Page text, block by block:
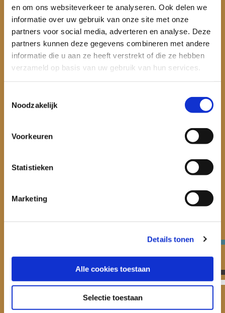
en om ons websiteverkeer te analyseren. Ook delen we
informatie over uw gebruik van onze site met onze
partners voor social media, adverteren en analyse. Deze
partners kunnen deze gegevens combineren met andere
informatie die u aan ze heeft verstrekt of die ze hebben
verzameld op basis van uw gebruik van hun services.
Noodzakelijk
Voorkeuren
Statistieken
Marketing
Details tonen
Alle cookies toestaan
Selectie toestaan
030 230 07 99
secr@verwey-jonker.nl
Thema’s
Onze onderzoekers
Ook een onderzoek uit laten voeren?
vraagstukken met het oog op een betere, vitale
en stabiele samenleving.